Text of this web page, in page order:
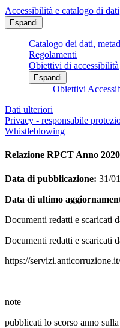
Accessibilità e catalogo di
Espandi
Catalogo dei dati,
Regolamenti
Obiettivi di accessibilità
Espandi
Obiettivi
Dati ulteriori
Privacy - responsabile
Whistleblowing
Relazione RPCT Anno 2020
Data di pubblicazione: 31/
Data di ultimo
Documenti redatti e scaricati
Documenti redatti e scaricati
https://servizi.anticorruzione.it/
note
pubblicati lo scorso anno